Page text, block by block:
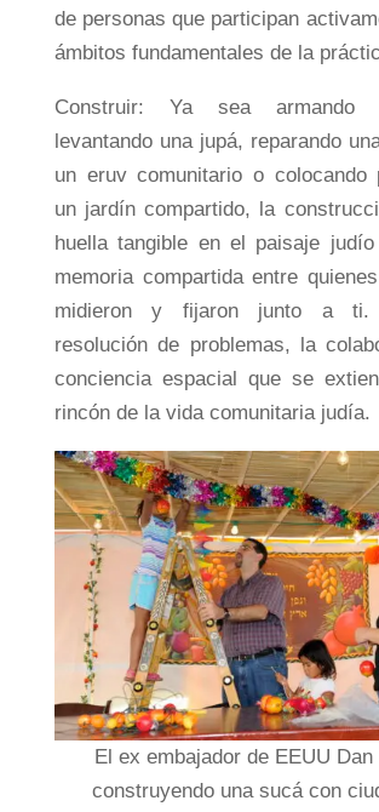
de personas que participan
ámbitos fundamentales de la
Construir: Ya sea armando
levantando una jupá, reparando
un eruv comunitario o colocando
un jardín compartido, la
huella tangible en el paisaje
memoria compartida entre
midieron y fijaron junto a ti.
resolución de problemas, la
conciencia espacial que se
rincón de la vida comunitaria judía.
El ex embajador de EEUU Dan
construyendo una sucá con